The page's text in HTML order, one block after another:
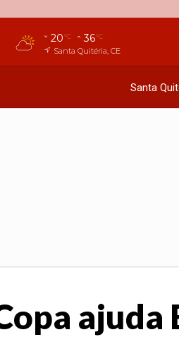
20°C 36°C
Santa Quitéria, CE
Santa
ajuda